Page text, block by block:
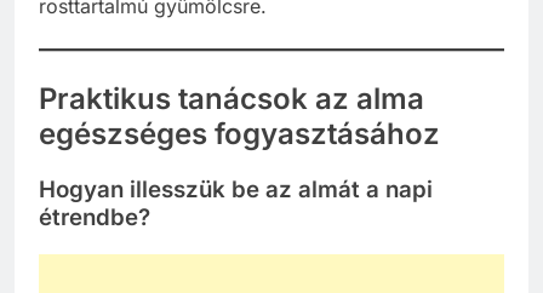
rosttartalmú gyümölcsre.
Praktikus tanácsok az alma
egészséges fogyasztásához
Hogyan illesszük be az almát a napi
étrendbe?